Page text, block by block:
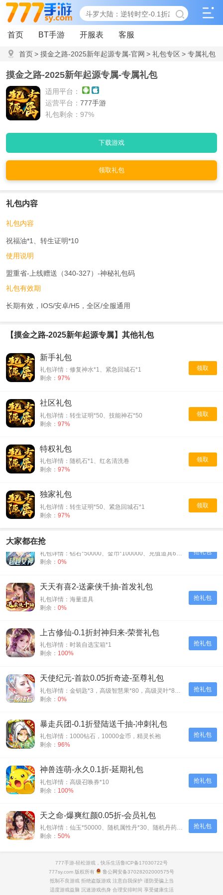
首页 BT手游 开服表 客服
首页> 摸金之路-2025新年起源专属-官网 > 礼包专区 > 专属礼包
摸金之路-2025新年起源专属-专属礼包
适用平台：
运营平台： 777手游
礼包剩余：97%
下载游戏
领取礼包
礼包内容
礼包内容
祝福油*1、转生证明*10
使用说明
盟重省-上线赠送（340-327）-神秘礼包码
礼包有效期
长期有效，IOS/安卓/H5，全区/全服通用
【摸金之路-2025新年起源专属】其他礼包
领取
新手礼包
礼包详情：修复神水*1、紧急回城石*1
剩余： 97%
领取
社区礼包
礼包详情：转生证明*50、技能神石*50
剩余： 97%
领取
特权礼包
礼包详情：随机石*1、红名清洗卷
剩余： 97%
领取
独家礼包
礼包详情：转生证明*50、紧急回城石*1
剩余： 97%
大家都在抢女神联盟2-0.1折真女神-会员礼包
剩余： 0%
抢礼包
天天有喜2-送豪侠千抽-首发礼包
礼包详情：海量道具
剩余： 0%
抢礼包
上古修仙-0.1折封神归来-荣誉礼包
礼包详情：时装自选宝箱*1
剩余： 100%
抢礼包
天使纪元-首款0.05折奇迹-至尊礼包
剩余： 0%
抢礼包
暴走兵团-0.1折登陆送千抽-冲刺礼包
礼包详情：1000钻石，10000金币，精灵长袍
剩余： 96%
抢礼包
神兽连萌-永久0.1折-延期礼包
礼包详情：高级召唤券*10
剩余：
100%
抢礼包
天之命-爆爽红颜0.05折-会员礼包
礼包详情：仙玉*50000、随机属性丹*30、随机丹药*30、神装碎片*500
剩余： 50%
777手游-轻松游戏，快乐生活鲁ICP备17030722号
777sy.com 版权所有
鲁公网安备37028202000575号
抵制不良游戏 拒绝盗版游戏 注意自我保护 谨防受骗上当
适度游戏益脑 沉迷游戏伤身 合理安排时间 享受健康生活